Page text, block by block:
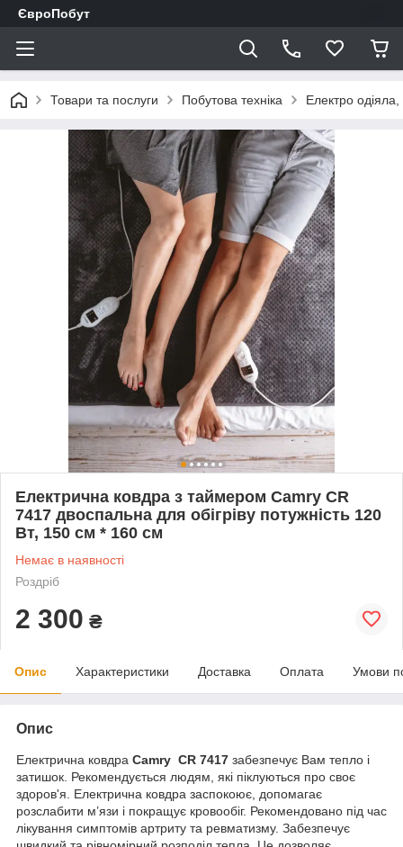
ЄвроПобут
Товари та послуги Побутова техніка Електро
Електрична ковдра з таймером Camry CR
7417 двоспальна для обігріву потужність 120
Вт, 150 см * 160 см
Немає в наявності
Роздріб
2 300 ₴
Опис Характеристики Доставка Оплата Умови
Опис
Електрична ковдра Camry CR 7417 забезпечує Вам тепло і
затишок. Рекомендується людям, які піклуються про своє
здоров'я. Електрична ковдра заспокоює, допомагає
розслабити м’язи і покращує кровообіг. Рекомендовано під час
лікування симптомів артриту та ревматизму. Забезпечує